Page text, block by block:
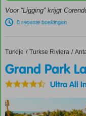
omringd door
mangrovebos
Direct aan
het privé
en nabij
Willemstad
met
Voor “Ligging” krijgt
8 recente boekingen
Home
Turkije Turkse Riviera
Grand Park Lara
Grand Park
Ultra All